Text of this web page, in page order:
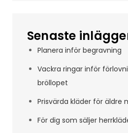
Senaste
Planera inför begravning
Vackra ringar inför
bröllopet
Prisvärda kläder för äldre
För dig som säljer